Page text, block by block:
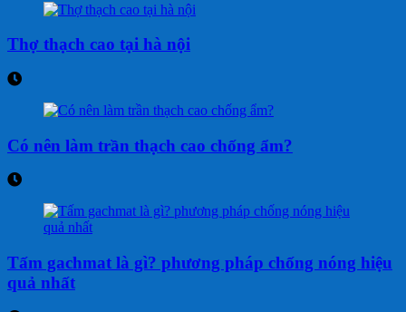
Thợ thạch cao tại hà nội
Có nên làm trần thạch cao chống ẩm?
Tấm gachmat là gì? phương pháp chống nóng hiệu
quả nhất